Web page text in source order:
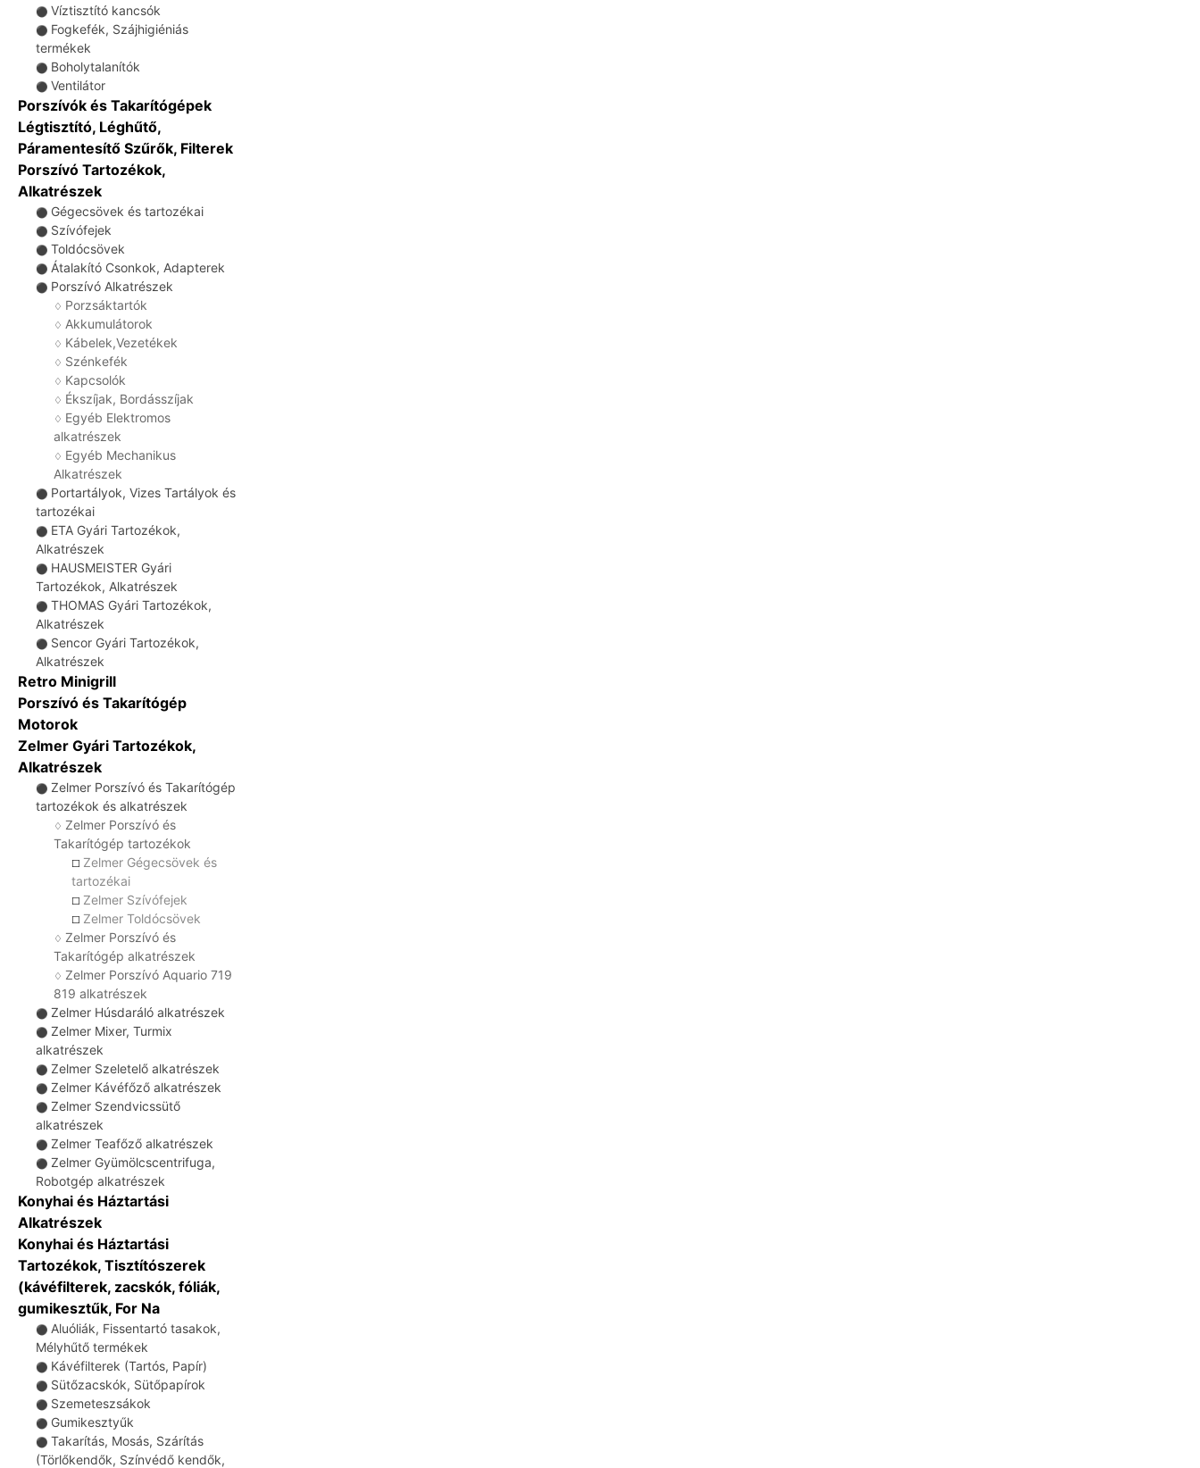
⚫ Víztisztító kancsók
⚫ Fogkefék, Szájhigiéniás
termékek
⚫ Boholytalanítók
⚫ Ventilátor
Porszívók és Takarítógépek
Légtisztító, Léghűtő,
Páramentesítő Szűrők, Filterek
Porszívó Tartozékok,
Alkatrészek
⚫ Gégecsövek és tartozékai
⚫ Szívófejek
⚫ Toldócsövek
⚫ Átalakító Csonkok, Adapterek
⚫ Porszívó Alkatrészek
♢ Porzsáktartók
♢ Akkumulátorok
♢ Kábelek,Vezetékek
♢ Szénkefék
♢ Kapcsolók
♢ Ékszíjak, Bordásszíjak
♢ Egyéb Elektromos
alkatrészek
♢ Egyéb Mechanikus
Alkatrészek
⚫ Portartályok, Vizes Tartályok és
tartozékai
⚫ ETA Gyári Tartozékok,
Alkatrészek
⚫ HAUSMEISTER Gyári
Tartozékok, Alkatrészek
⚫ THOMAS Gyári Tartozékok,
Alkatrészek
⚫ Sencor Gyári Tartozékok,
Alkatrészek
Retro Minigrill
Porszívó és Takarítógép
Motorok
Zelmer Gyári Tartozékok,
Alkatrészek
⚫ Zelmer Porszívó és Takarítógép
tartozékok és alkatrészek
♢ Zelmer Porszívó és
Takarítógép tartozékok
☐ Zelmer Gégecsövek és
tartozékai
☐ Zelmer Szívófejek
☐ Zelmer Toldócsövek
♢ Zelmer Porszívó és
Takarítógép alkatrészek
♢ Zelmer Porszívó Aquario 719
819 alkatrészek
⚫ Zelmer Húsdaráló alkatrészek
⚫ Zelmer Mixer, Turmix
alkatrészek
⚫ Zelmer Szeletelő alkatrészek
⚫ Zelmer Kávéfőző alkatrészek
⚫ Zelmer Szendvicssütő
alkatrészek
⚫ Zelmer Teafőző alkatrészek
⚫ Zelmer Gyümölcscentrifuga,
Robotgép alkatrészek
Konyhai és Háztartási
Alkatrészek
Konyhai és Háztartási
Tartozékok, Tisztítószerek
(kávéfilterek, zacskók, fóliák,
gumikesztűk, For Na
⚫ Aluóliák, Fissentartó tasakok,
Mélyhűtő termékek
⚫ Kávéfilterek (Tartós, Papír)
⚫ Sütőzacskók, Sütőpapírok
⚫ Szemeteszsákok
⚫ Gumikesztyűk
⚫ Takarítás, Mosás, Szárítás
(Törlőkendők, Színvédő kendők,